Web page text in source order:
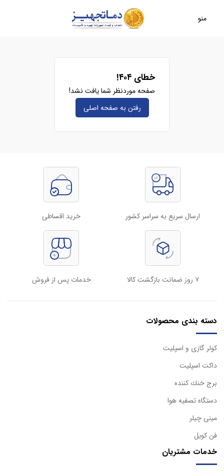
منو
خطای ۴۰۴!
صفحه موردنظر شما یافت نشد!
رفتن به صفحه‌ اصلی
ارسال سریع به سراسر کشور خرید اقساطی
۷ روز ضمانت بازگشت کالا خدمات پس از فروش
دسته بندی محصولات
كولر گازی و اسپليت
داكت اسپليت
برج خنك كننده
دستگاه تصفيه هوا
مینی چیلر
فن کویل
خدمات مشتریان